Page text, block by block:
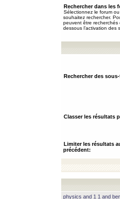
Rechercher dans les
Sélectionnez le forum
souhaitez rechercher.
peuvent être recherchés
dessous l’activation des
Rechercher des
Classer les résultats
Limiter les résultats
précédent:
physics and 1 1 and